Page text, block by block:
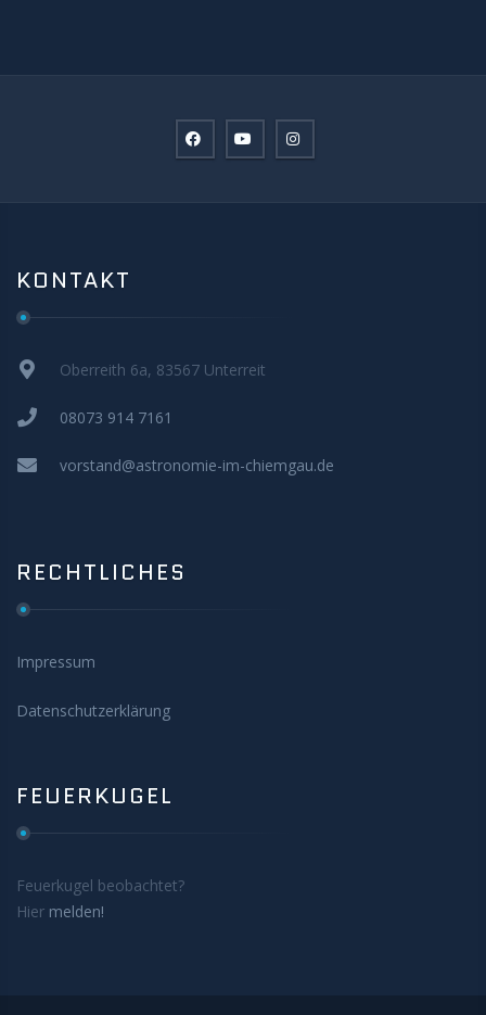
KONTAKT
Oberreith 6a, 83567 Unterreit
08073 914 7161
vorstand@astronomie-im-chiemgau.de
RECHTLICHES
Impressum
Datenschutzerklärung
FEUERKUGEL
Feuerkugel beobachtet?
Hier melden!